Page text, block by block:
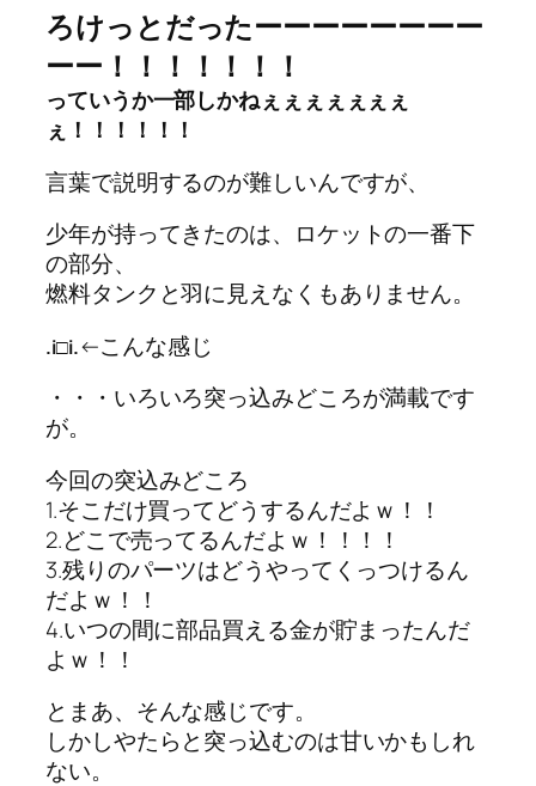
ろけっとだったーーーーーーーー
ーー！！！！！！！
っていうか一部しかねぇぇぇぇぇぇぇ
ぇ！！！！！！
言葉で説明するのが難しいんですが、
少年が持ってきたのは、ロケットの一番下
の部分、
燃料タンクと羽に見えなくもありません。
.i□i.←こんな感じ
・・・いろいろ突っ込みどころが満載です
が。
今回の突込みどころ
1.そこだけ買ってどうするんだよｗ！！
2.どこで売ってるんだよｗ！！！！
3.残りのパーツはどうやってくっつけるん
だよｗ！！
4.いつの間に部品買える金が貯まったんだ
よｗ！！
とまあ、そんな感じです。
しかしやたらと突っ込むのは甘いかもしれ
ない。